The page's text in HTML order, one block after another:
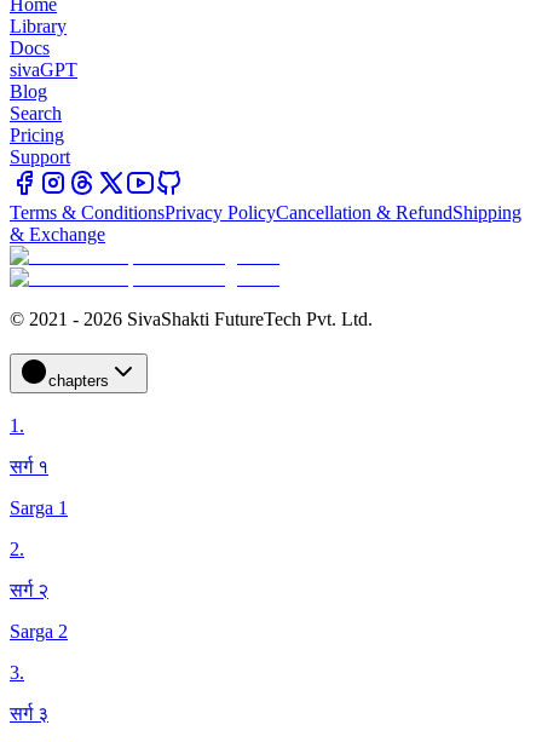
Home
Library
Docs
sivaGPT
Blog
Search
Pricing
Support
Terms & ConditionsPrivacy PolicyCancellation & RefundShipping
& Exchange
© 2021 - 2026 SivaShakti FutureTech Pvt. Ltd.
chapters
1.
सर्ग १
Sarga 1
2.
सर्ग २
Sarga 2
3.
सर्ग ३